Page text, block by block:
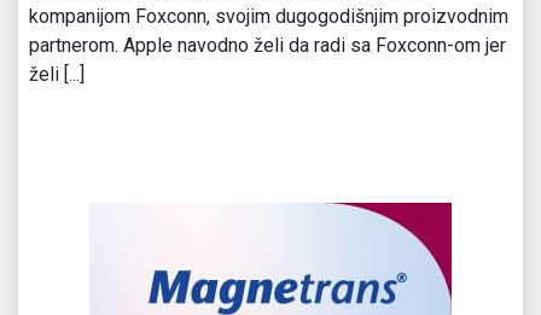
kompanijom Foxconn, svojim dugogodišnjim proizvodnim
partnerom. Apple navodno želi da radi sa Foxconn-om jer
želi [...]